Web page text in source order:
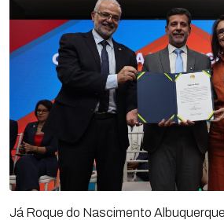
Já Roque do Nascimento